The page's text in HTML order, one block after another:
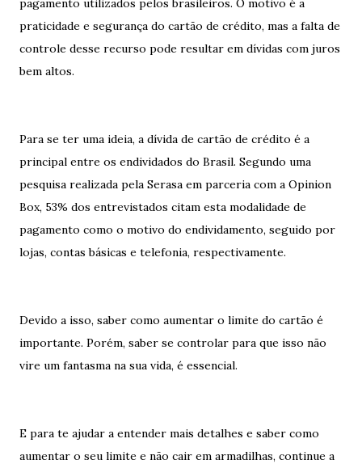
pagamento utilizados pelos brasileiros. O motivo é a
praticidade e segurança do cartão de crédito, mas a falta de
controle desse recurso pode resultar em dívidas com juros
bem altos.
Para se ter uma ideia, a dívida de cartão de crédito é a
principal entre os endividados do Brasil. Segundo uma
pesquisa realizada pela Serasa em parceria com a Opinion
Box, 53% dos entrevistados citam esta modalidade de
pagamento como o motivo do endividamento, seguido por
lojas, contas básicas e telefonia, respectivamente.
Devido a isso, saber como aumentar o limite do cartão é
importante. Porém, saber se controlar para que isso não
vire um fantasma na sua vida, é essencial.
E para te ajudar a entender mais detalhes e saber como
aumentar o seu limite e não cair em armadilhas, continue a